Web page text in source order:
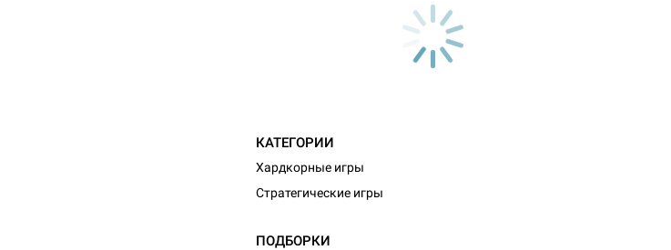
КАТЕГОРИИ
Хардкорные игры
Стратегические игры
ПОДБОРКИ